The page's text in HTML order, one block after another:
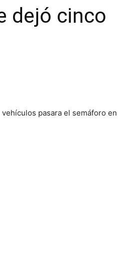
dejó cinco
pasara el semáforo en